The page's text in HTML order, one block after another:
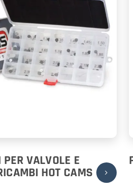
VALVOLE E
HOT CAMS